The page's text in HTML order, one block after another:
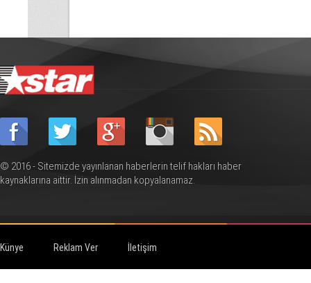
© 2016 - Sitemizde yayınlanan haberlerin telif hakları haber
kaynaklarına aittir. İzin alınmadan kopyalanamaz.
Künye Reklam Ver İletişim